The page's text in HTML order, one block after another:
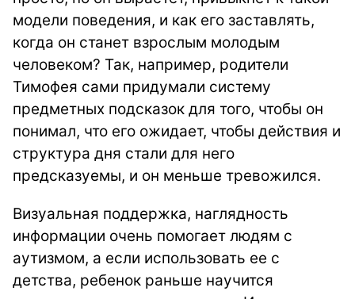
модели поведения, и как его заставлять,
когда он станет взрослым молодым
человеком? Так, например, родители
Тимофея сами придумали систему
предметных подсказок для того, чтобы он
понимал, что его ожидает, чтобы действия и
структура дня стали для него
предсказуемы, и он меньше тревожился.
Визуальная поддержка, наглядность
информации очень помогает людям с
аутизмом, а если использовать ее с
детства, ребенок раньше научится